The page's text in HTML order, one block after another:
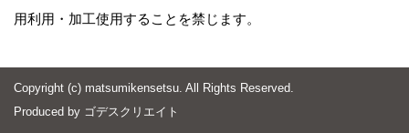
用利用・加工使用することを禁じます。
Copyright (c) matsumikensetsu. All Rights Reserved.
Produced by ゴデスクリエイト